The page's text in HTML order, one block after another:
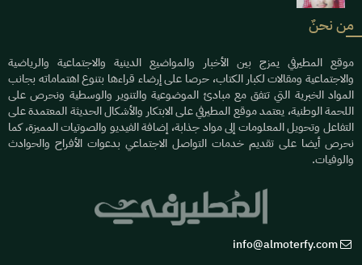
من نحنٌ
موقع المطيرفي يمزج بين الأخبار والمواضيع الدينية والاجتماعية والرياضية
والاجتماعية ومقالات لكبار الكتاب، حرصا على إرضاء قراءها بتنوع اهتماماته بجانب
المواد الخبرية التي تتفق مع مبادئ الموضوعية والتنوير والوسطية ونحرص على
اللحمة الوطنية، يعتمد موقع المطيرفي على الابتكار والأشكال الحديثة المعتمدة على
التفاعل وتحويل المعلومات إلى مواد جذابة، إضافة الفيديو والصوتيات المميزة، كما
نحرص أيضا على تقديم خدمات التواصل الاجتماعي بدعوات الأفراح والحوادث
والوفيات.
info@almoterfy.com